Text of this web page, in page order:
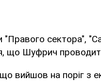
"Правого сектора",
що Шуфрич
вийшов на поріг з